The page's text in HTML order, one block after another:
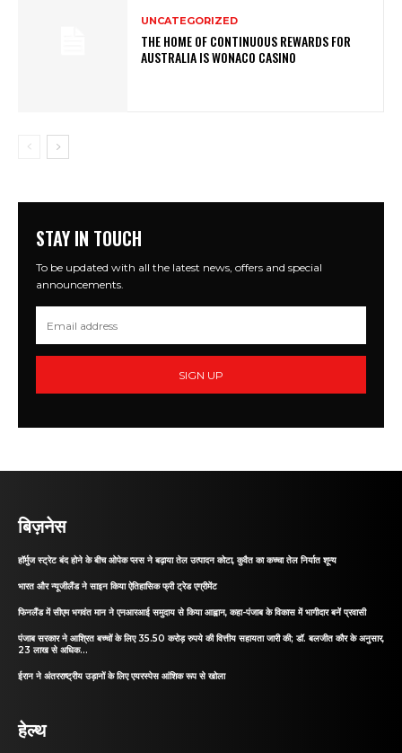
UNCATEGORIZED
THE HOME OF CONTINUOUS REWARDS FOR
AUSTRALIA IS WONACO CASINO
STAY IN TOUCH
To be updated with all the latest news, offers and special
announcements.
SIGN UP
बिज़नेस
हॉर्मुज स्ट्रेट बंद होने के बीच ओपेक प्लस ने बढ़ाया तेल उत्पादन कोटा, कुवैत का कच्चा तेल निर्यात शून्य
भारत और न्यूजीलैंड ने साइन किया ऐतिहासिक फ्री ट्रेड एग्रीमेंट
फिनलैंड में सीएम भगवंत मान ने एनआरआई समुदाय से किया आह्वान, कहा-पंजाब के विकास में भागीदार बनें प्रवासी
पंजाब सरकार ने आश्रित बच्चों के लिए 35.50 करोड़ रुपये की वित्तीय सहायता जारी की; डॉ. बलजीत कौर के अनुसार,
23 लाख से अधिक...
ईरान ने अंतरराष्ट्रीय उड़ानों के लिए एयरस्पेस आंशिक रूप से खोला
हेल्थ